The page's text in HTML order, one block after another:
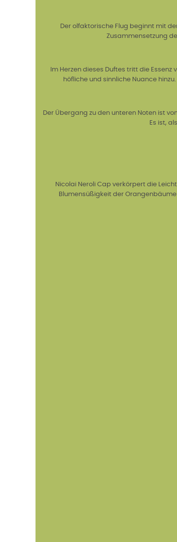
Der olfaktorische Flug beginnt mit
Zusammensetzung
Im Herzen dieses Duftes tritt die
höfliche und sinnliche Nuance
Der Übergang zu den unteren Noten ist
Es ist,
Nicolai Neroli Cap verkörpert die
Blumensüßigkeit der